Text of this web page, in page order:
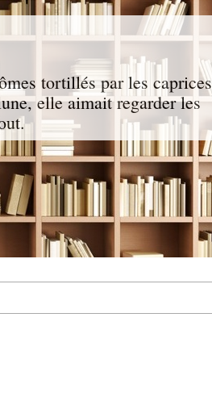
tortillés par les caprices
elle aimait regarder les